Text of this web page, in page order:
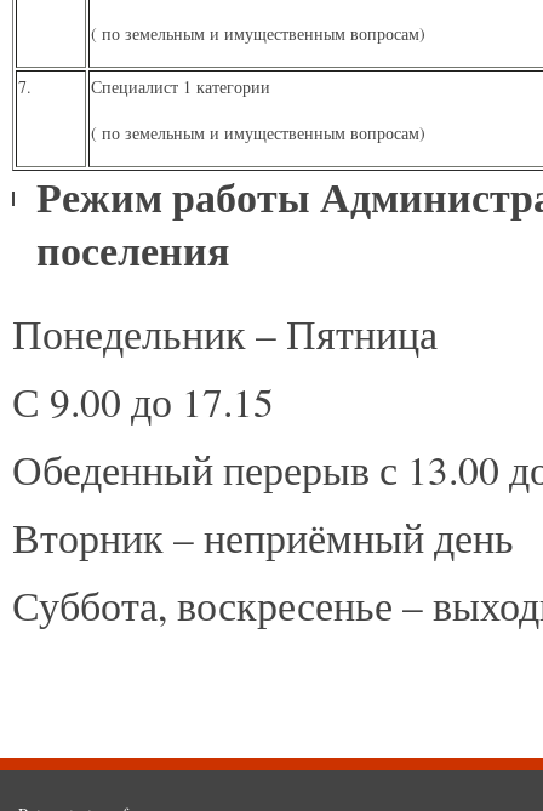
( по земельным и имущественным вопросам)
7.
Специалист 1 категории
( по земельным и имущественным вопросам)
Режим работы
поселения
Понедельник – Пятница
С 9.00 до 17.15
Обеденный перерыв с 13.00
Вторник – неприёмный день
Суббота, воскресенье –